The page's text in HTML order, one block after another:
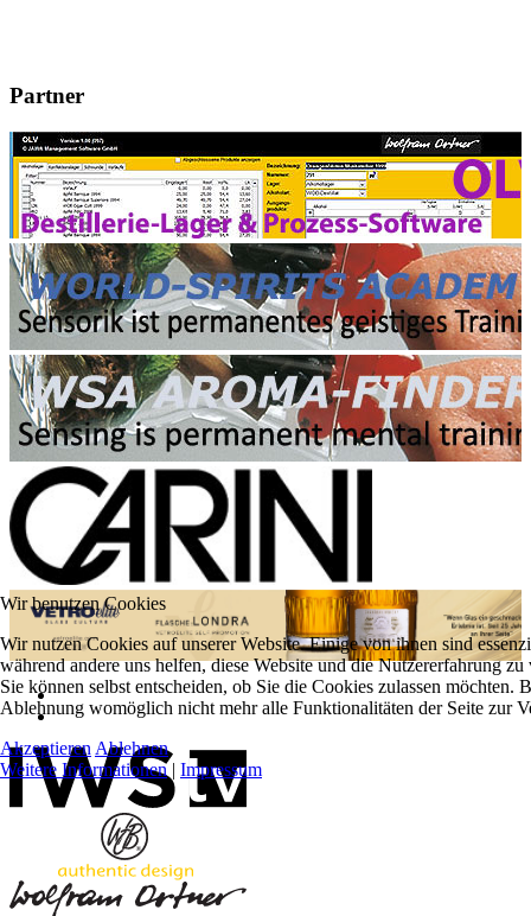
Partner
Wir benutzen Cookies
Wir nutzen Cookies auf unserer Website. Einige von ihnen sind
während andere uns helfen, diese Website und die Nutzererfahrung
Sie können selbst entscheiden, ob Sie die Cookies zulassen möchten.
Ablehnung womöglich nicht mehr alle Funktionalitäten der Seite zur
Akzeptieren Ablehnen
Weitere Informationen| Impressum